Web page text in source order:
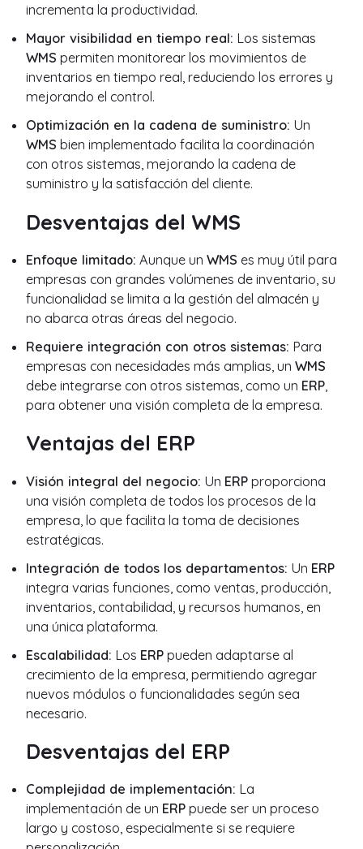
incrementa la productividad.
Mayor visibilidad en tiempo real: Los sistemas
WMS permiten monitorear los movimientos de
inventarios en tiempo real, reduciendo los errores y
mejorando el control.
Optimización en la cadena de suministro: Un
WMS bien implementado facilita la coordinación
con otros sistemas, mejorando la cadena de
suministro y la satisfacción del cliente.
Desventajas del WMS
Enfoque limitado: Aunque un WMS es muy útil para
empresas con grandes volúmenes de inventario, su
funcionalidad se limita a la gestión del almacén y
no abarca otras áreas del negocio.
Requiere integración con otros sistemas: Para
empresas con necesidades más amplias, un WMS
debe integrarse con otros sistemas, como un ERP,
para obtener una visión completa de la empresa.
Ventajas del ERP
Visión integral del negocio: Un ERP proporciona
una visión completa de todos los procesos de la
empresa, lo que facilita la toma de decisiones
estratégicas.
Integración de todos los departamentos: Un ERP
integra varias funciones, como ventas, producción,
inventarios, contabilidad, y recursos humanos, en
una única plataforma.
Escalabilidad: Los ERP pueden adaptarse al
crecimiento de la empresa, permitiendo agregar
nuevos módulos o funcionalidades según sea
necesario.
Desventajas del ERP
Complejidad de implementación: La
implementación de un ERP puede ser un proceso
largo y costoso, especialmente si se requiere